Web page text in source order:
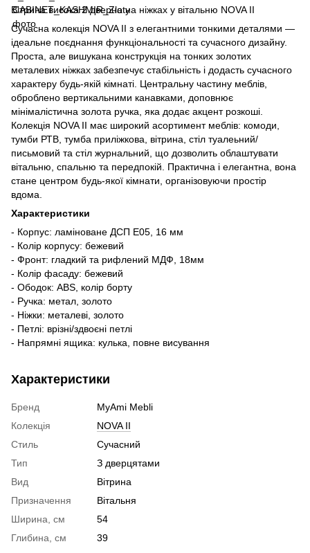
Вітрина висока 2 дверна на ніжках у вітальню NOVA II
Сучасна колекція NOVA II з елегантними тонкими деталями —
ідеальне поєднання функціональності та сучасного дизайну.
Проста, але вишукана конструкція на тонких золотих
металевих ніжках забезпечує стабільність і додасть сучасного
характеру будь-якій кімнаті. Центральну частину меблів,
оброблено вертикальними канавками, доповнює
мінімалістична золота ручка, яка додає акцент розкоші.
Колекція NOVA II має широкий асортимент меблів: комоди,
тумби РТВ, тумба приліжкова, вітрина, стіл туалеьний/
письмовий та стіл журнальний, що дозволить облаштувати
вітальню, спальню та передпокій. Практична і елегантна, вона
стане центром будь-якої кімнати, організовуючи простір
вдома.
Характеристики
- Корпус: ламіноване ДСП E05, 16 мм
- Колір корпусу: бежевий
- Фронт: гладкий та рифлений МДФ, 18мм
- Колір фасаду: бежевий
- Ободок: ABS, колір борту
- Ручка: метал, золото
- Ніжки: металеві, золото
- Петлі: врізні/здвоєні петлі
- Напрямні ящика: кулька, повне висування
Характеристики
Бренд
MyAmi Mebli
Колекція
NOVA II
Стиль
Сучасний
Тип
З дверцятами
Вид
Вітрина
Призначення
Вітальня
Ширина, см
54
Глибина, см
39